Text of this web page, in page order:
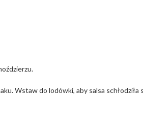
Wstaw do lodówki, aby salsa schłodziła